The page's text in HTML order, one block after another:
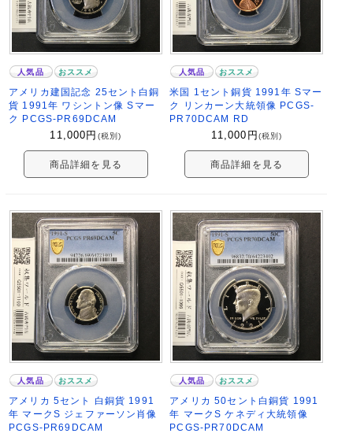
人気品 おススメ
アメリカ建国記念 25セント白銅
貨 1991年 ワシントン像 Sマー
ク PCGS-PR69DCAM
11,000 円 (税別)
商品詳細を見る
人気品 おススメ
米国 1セント銅貨 1991年 Sマー
ク リンカーン大統領像 PCGS-
PR70DCAM RD
11,000 円 (税別)
商品詳細を見る
人気品 おススメ
アメリカ 5セント 白銅貨 1991
年 マークS ジェファーソン肖像
PCGS-PR69DCAM
人気品 おススメ
アメリカ 50セント白銅貨 1991
年 マークS ケネディ大統領像
PCGS-PR70DCAM